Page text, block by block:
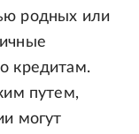
родных или
кредитам.
путем,
могут